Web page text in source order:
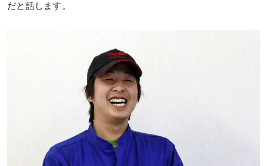
だと話します。